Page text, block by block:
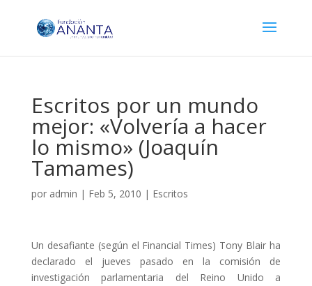
Escritos por un mundo
mejor: «Volvería a hacer
lo mismo» (Joaquín
Tamames)
por admin | Feb 5, 2010 | Escritos
Un desafiante (según el Financial Times) Tony Blair ha
declarado el jueves pasado en la comisión de
investigación parlamentaria del Reino Unido a